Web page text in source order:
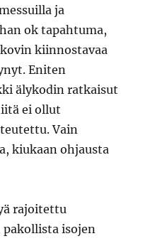
ja
ok tapahtuma,
kiinnostavaa
Eniten
älykodin ratkaisut
ei ollut
Vain
kiukaan ohjausta
rajoitettu
isojen